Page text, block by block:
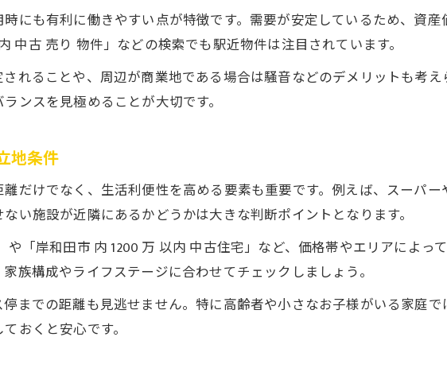
岸和田市の中古戸建を効率的に探すコツ
激安中古戸建を見つけるためのポイント
空き家バンクを使った中古戸建選びの魅力
中古戸建と空き家バンクの活用ポイント
岸和田市で利用できる空き家バンクの特徴
空き家バンク掲載中古戸建の見極め方
中古戸建を安く手に入れる空き家活用術
低価格で叶う岸和田市中古戸建の魅力に迫る
にも有利に働きやすい点が特徴です。需要が安定しているため、資
中古 売り 物件」などの検索でも駅近物件は注目されています。
れることや、周辺が商業地である場合は騒音などのデメリットも考
ンスを見極めることが大切です。
地条件
だけでなく、生活利便性を高める要素も重要です。例えば、スーパ
い施設が近隣にあるかどうかは大きな判断ポイントとなります。
「岸和田市 内 1200 万 以内 中古住宅」など、価格帯やエリアによっ
族構成やライフステージに合わせてチェックしましょう。
までの距離も見逃せません。特に高齢者や小さなお子様がいる家庭で
おくと安心です。